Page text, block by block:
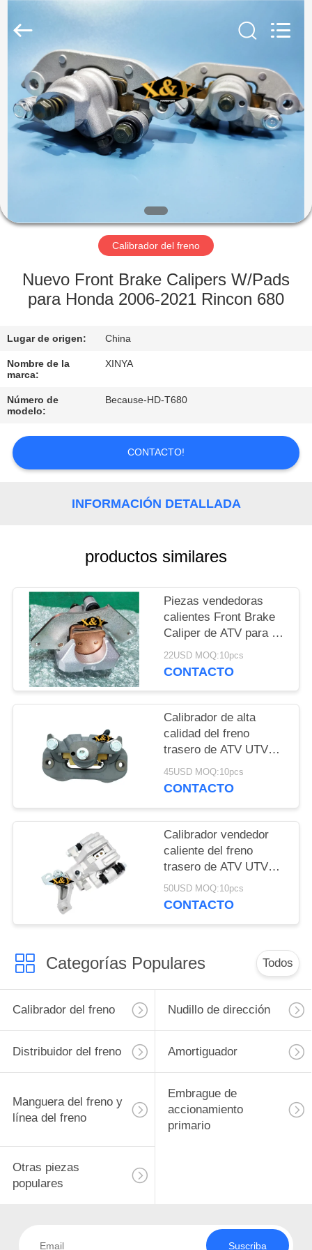
HOGAR
PRODUCTOS
SOBRE
VIAJE
LA
FÁBRICA
CONTROL
DE
CONTÁCTENOS
PIDA
DEL
SITIO
PRIVACY
POLICY
Rights
Calibrador del freno
Nuevo Front Brake Calipers W/Pads
para Honda 2006-2021 Rincon 680
Lugar de origen: China
Nombre de la
marca:
XINYA
Número de
modelo:
Because-HD-T680
CONTACTO!
INFORMACIÓN DETALLADA
productos similares
Piezas vendedoras
calientes Front Brake
Caliper de ATV para el
ranchero TRX420
/500/680 de HONDA
22USD MOQ:10pcs
CONTACTO
Calibrador de alta
calidad del freno
trasero de ATV UTV
para Honda SXS 1000
2017 con las zapatas
45USD MOQ:10pcs
CONTACTO
Calibrador vendedor
caliente del freno
trasero de ATV UTV
para HONDA TRX680
50USD MOQ:10pcs
CONTACTO
Categorías Populares Todos
Calibrador del freno Nudillo de dirección
Distribuidor del freno Amortiguador
Manguera del freno y
línea del freno
Embrague de
accionamiento
primario
Otras piezas
populares
Suscriba